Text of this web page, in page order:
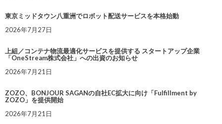
東京ミッドタウン八重洲でロボット配送サービスを本格始動
2026年7月27日
上組／コンテナ物流最適化サービスを提供する スタートアップ企業
「OneStream株式会社」への出資のお知らせ
2026年7月21日
ZOZO、BONJOUR SAGANの自社EC拡大に向け「Fulfillment by
ZOZO」を提供開始
2026年7月21日